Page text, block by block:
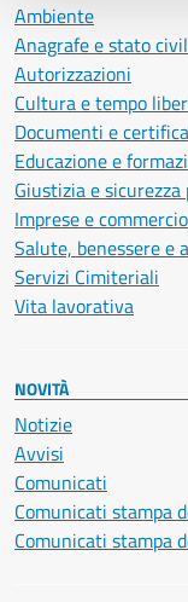
Ambiente
Anagrafe e stato
Autorizzazioni
Cultura e tempo
Documenti e
Educazione e
Giustizia e sicurezza
Imprese e commercio
Salute, benessere e
Servizi Cimiteriali
Vita lavorativa
NOVITÀ
Notizie
Avvisi
Comunicati
Comunicati stampa
Comunicati stampa